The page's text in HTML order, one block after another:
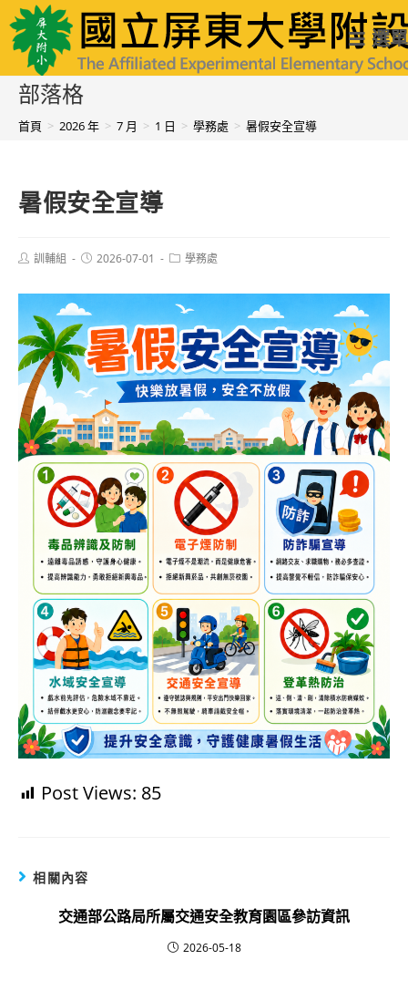
跳
轉
至
國立屏東大學附設實驗國民小學 選單
部落格
首頁 > 2026 年 > 7 月 > 1 日 > 學務處 > 暑假安全宣導
暑假安全宣導
Post訓輔組
Post2026-07-01
Post學務處
Post Views: 85
相關內容
交通部公路局所屬交通安全教育園區參訪資訊
2026-05-18